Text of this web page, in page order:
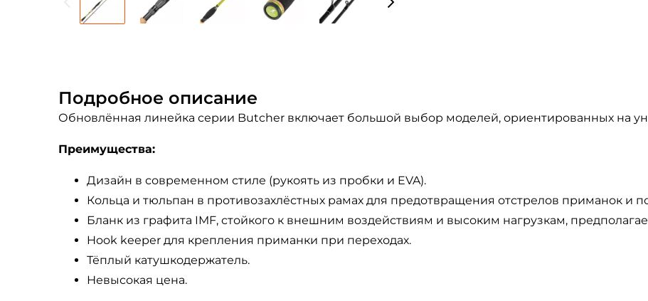
Подробное описание
Обновлённая линейка серии Butcher включает большой выбор моделей, ориентированных на
Преимущества:
Дизайн в современном стиле (рукоять из пробки и EVA).
Кольца и тюльпан в противозахлёстных рамах для предотвращения отстрелов приманок и
Бланк из графита IMF, стойкого к внешним воздействиям и высоким нагрузкам,
Hook keeper для крепления приманки при переходах.
Тёплый катушкодержатель.
Невысокая цена.